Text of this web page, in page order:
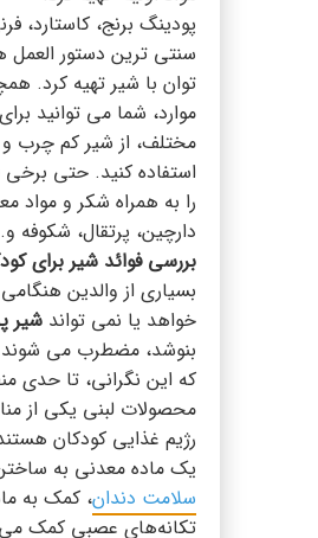
پودینگ برنج، کاستارد،
سنتی ترین دستور
توان با شیر تهیه کرد.
موارد، شما می توانید
مختلف، از شیر کم چرب
استفاده کنید. حتی برخی
را به همراه شکر و مواد
دارچین، پرتقال،
بررسی فوائد شیر برای
بسیاری از والدین
خواهد یا نمی تواندشیر
بنوشد، مضطرب می شوند.
که این نگرانی، تا حدی
محصولات لبنی یکی از
رژیم غذایی کودکان
یک ماده معدنی به
سلامت دندان، کمک به
تکانه‌های عصبی کمک